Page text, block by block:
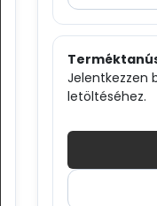
Jelentkezzen
letöltéséhez.